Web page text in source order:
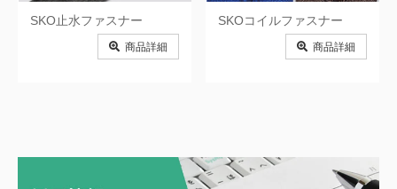
な）南栄工業株式会社 な）株式会社中川ケミカル
な）ナビオ株式会社 に）株式会社ニチベイ
は）株式会社ハナオカ
ひ）広化東海プラスチック株式会
SKO止水ファスナー
商品詳細
SKOコイルファスナー
商品詳細